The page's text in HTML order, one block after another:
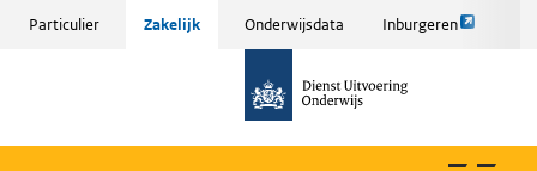
Sla
naar
Particulier Zakelijk Onderwijsdata Inburgeren
Link
pagina
de